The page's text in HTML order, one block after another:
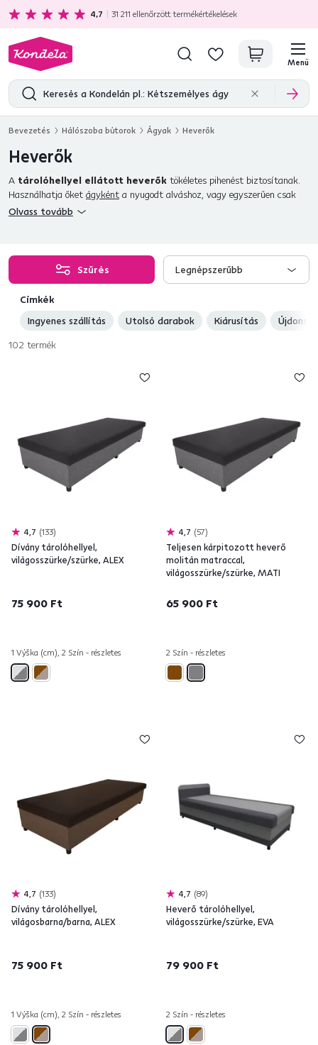
Ajándékot kap minden 80 000 Ft feletti vásárlás mellé.
4,7 31 211 ellenőrzött termékértékelések
Menü
Bevezetés Hálószoba bútorok Ágyak Heverők
Heverők
A tárolóhellyel ellátott heverők tökéletes pihenést biztosítanak.
Használhatja őket ágyként a nyugodt alváshoz, vagy egyszerűen csak
pihenhet rajtuk. Kényeztesse magát egy
tökéletes alvást és pihenést.
Olvass tovább
Szűrés Legnépszerűbb
Címkék
Ingyenes szállítás
Utolsó darabok Kiárusítás
Újdonság
102 termék
4,7 133
Dívány tárolóhellyel,
világosszürke/szürke, ALEX
75 900 Ft
1 Výška (cm), 2 Szín - részletes
4,7 57
Teljesen kárpitozott heverő
molitán matraccal,
világosszürke/szürke, MATI
65 900 Ft
2 Szín - részletes
4,7 133
Dívány tárolóhellyel,
világosbarna/barna, ALEX
75 900 Ft
1 Výška (cm), 2 Szín - részletes
4,7 89
Heverő tárolóhellyel,
világosszürke/szürke, EVA
79 900 Ft
2 Szín - részletes